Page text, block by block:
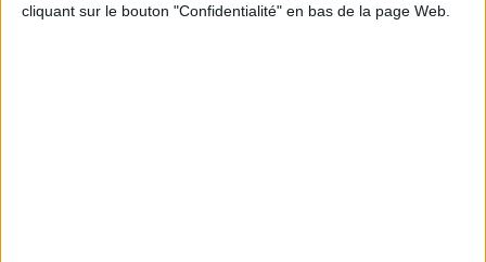
cliquant sur le bouton "Confidentialité" en bas de la page Web.